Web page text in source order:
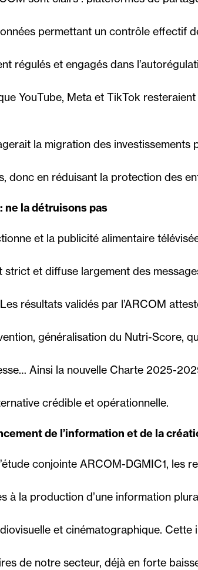
permettant un contrôle effectif
régulés et engagés dans
YouTube, Meta et TikTok
la migration des investissements
donc en réduisant la protection des
ne la détruisons pas
et la publicité alimentaire
et diffuse largement des
résultats validés par l’ARCOM
généralisation du Nutri-Score,
Ainsi la nouvelle Charte 2025-
crédible et opérationnelle.
de l’information et de la
conjointe ARCOM-DGMIC1, les
à la production d’une information
et cinématographique.
de notre secteur, déjà en forte